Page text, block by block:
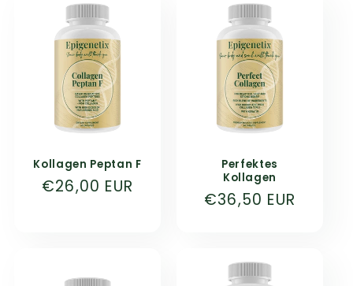
Kollagen Peptan F
Normaler
€26,00 EUR
Perfektes
Kollagen
Normaler
€36,50 EUR